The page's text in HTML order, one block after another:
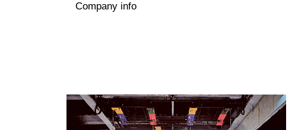
Company info